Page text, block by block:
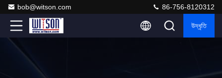
bob@witson.com 86-756-8120312
উদ্ধৃতি